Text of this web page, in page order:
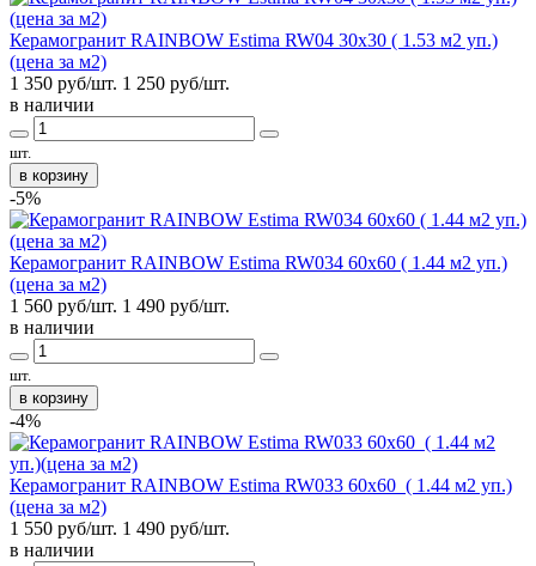
Керамогранит RAINBOW Estima RW04 30x30 ( 1.53 м2 уп.)
(цена за м2)
1 350 руб/шт. 1 250 руб/шт.
в наличии
шт.
в корзину
-5%
Керамогранит RAINBOW Estima RW034 60x60 ( 1.44 м2 уп.)
(цена за м2)
1 560 руб/шт. 1 490 руб/шт.
в наличии
шт.
в корзину
-4%
Керамогранит RAINBOW Estima RW033 60x60 ( 1.44 м2 уп.)
(цена за м2)
1 550 руб/шт. 1 490 руб/шт.
в наличии